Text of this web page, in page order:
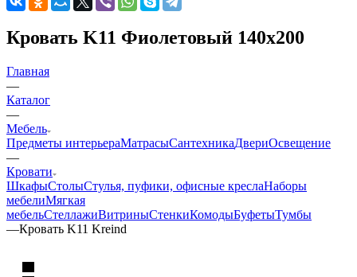
Кровать K11 Фиолетовый 140x200
Главная
—
Каталог
—
Мебель
Предметы интерьераМатрасыСантехникаДвериОсвещение
—
Кровати
ШкафыСтолыСтулья, пуфики, офисные креслаНаборы
мебелиМягкая
мебельСтеллажиВитриныСтенкиКомодыБуфетыТумбы
—Кровать K11 Kreind